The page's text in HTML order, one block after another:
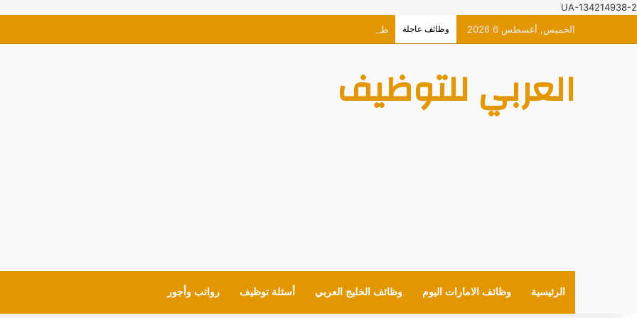
UA-134214938-2
الخميس, أغسطس 6 2026
وظائف عاجلة طيران الاتحاد وظائف للمواطنين شروط العمل وايميل التقديم
العربي للتوظيف
الرئيسية وظائف الامارات اليوم وظائف الخليج العربي أسئلة توظيف رواتب وأجور